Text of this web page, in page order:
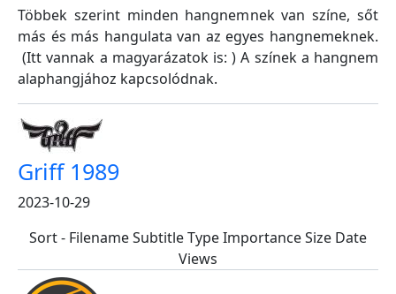
Többek szerint minden hangnemnek van színe, sőt
más és más hangulata van az egyes hangnemeknek.
(Itt vannak a magyarázatok is: ) A színek a hangnem
alaphangjához kapcsolódnak.
Griff 1989
2023-10-29
Sort - Filename Subtitle Type Importance Size Date
Views